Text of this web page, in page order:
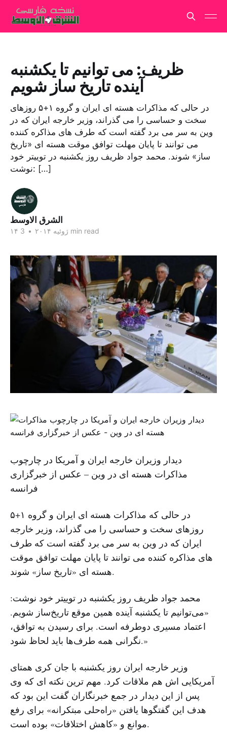
ظریف: می توانیم تا یکشنبه
آینده تاریخ ساز شویم
در حالی که مذاکرات هسته ای ایران و گروه ۱+۵ روزهای
سخت و حساسی را می گذراند، وزیر خارجه ایران که در
وین به سر می برد گفته است که طرف های مذاکره کننده
می توانند تا پایان مهلت توافق موقت هسته ای «تاریخ
ساز» شوند. محمد جواد ظریف روز یکشنبه در توییتر خود
نوشت: […]
الشرق الاوسط
۱۴ ژوئیه ۲۰۱۴ • 3 min read
دیدار وزیران خارجه ایران و آمریکا در چارچوب
مذاکرات هسته ای در وین – عکس از خبرگزاری
فرانسه
در حالی که مذاکرات هسته ای ایران و گروه ۱+۵
روزهای سخت و حساسی را می گذراند، وزیر خارجه
ایران که در وین به سر می برد گفته است که طرف
های مذاکره کننده می توانند تا پایان مهلت توافق موقت
هسته ای «تاریخ ساز» شوند.
محمد جواد ظریف روز یکشنبه در توییتر خود نوشت:
«می‌توانیم تا یکشنبه آینده همین موقع تاریخ‌ساز شویم.
اعتماد مسیری دوطرفه است. برای رسیدن به توافق،
نگرانی همه طرف‌ها باید لحاظ شود.»
وزیر خارجه ایران روز یکشنبه با جان کری همتای
آمریکایی اش هم ملاقات کرد. مهم ترین نکته ای که وی
پس از این دیدار در جمع خبرنگاران گفت این بود که
هدف این گفتگوها یافتن «راه‌حلی مبتکرانه» برای رفع
موانع و «کاهش اختلافات» بوده است.